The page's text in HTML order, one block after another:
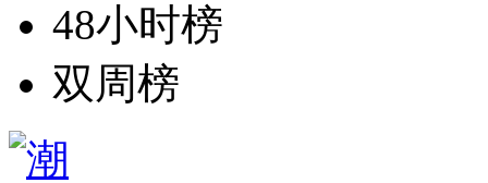
48小时榜
双周榜